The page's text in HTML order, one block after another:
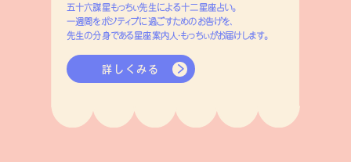
五十六謀星もっちぃ先生による十二星座占い。
一週間をポジティブに過ごすためのお告げを、
先生の分身である星座案内人・もっちぃがお届けします。
詳しくみる